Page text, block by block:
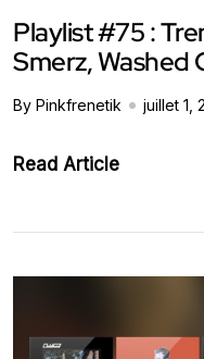
Playlist #75 :
Smerz, Washed
By Pinkfrenetik juillet 1,
Read Article